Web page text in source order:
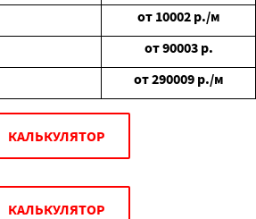
от 10002 р./м
от90003 р.
от290009 р./м
КАЛЬКУЛЯТОР
КАЛЬКУЛЯТОР